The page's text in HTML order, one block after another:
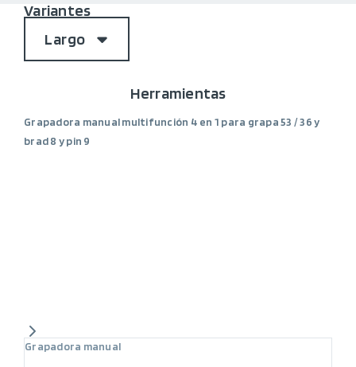
Variantes
Largo
Herramientas
Grapadora manual multifunción 4 en 1 para grapa 53 / 36 y
brad 8 y pin 9
Grapadora manual